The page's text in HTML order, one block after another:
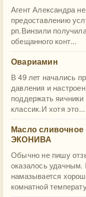
Агент Александра
предоставлению
рп.Винзили
обещанного конт...
Овариамин
В 49 лет начались
давления и
поддержать
классик.И хотя это...
Масло сливочное
ЭКОНИВА
Обычно не пишу
оказалось удачным.
намазывается
комнатной